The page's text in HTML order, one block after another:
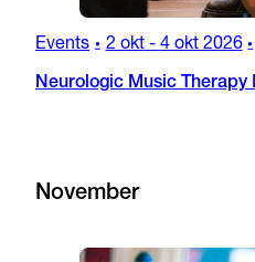
Events • 2 okt- 4 okt 2026 •
Neurologic Music
November